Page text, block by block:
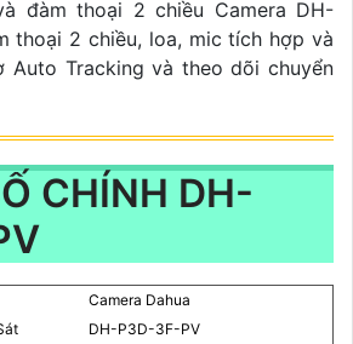
đàm thoại 2 chiều Camera DH-
thoại 2 chiều, loa, mic tích hợp và
Auto Tracking và theo dõi chuyển
CHÍNH DH-
Camera Dahua
DH-P3D-3F-PV